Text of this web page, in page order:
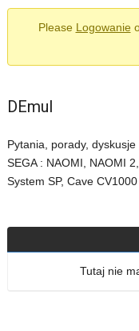
tutaj:
Please Logowanie
DEmul
Pytania, porady,
SEGA : NAOMI, NAOMI
System SP, Cave CV1000
Tutaj nie